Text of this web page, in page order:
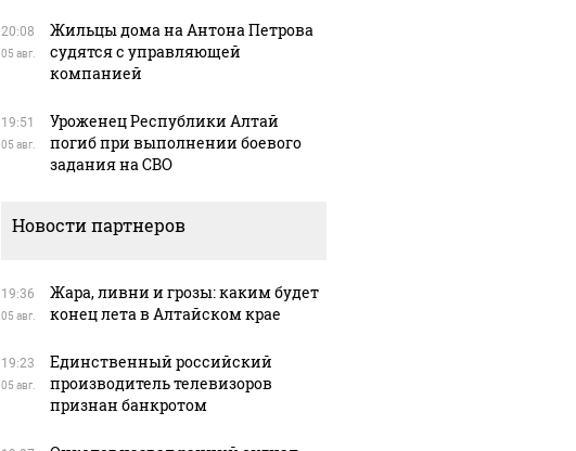
20:08
05 авг.
Жильцы дома на Антона Петрова
судятся с управляющей
компанией
19:51
05 авг.
Уроженец Республики Алтай
погиб при выполнении боевого
задания на СВО
Новости партнеров
19:36
05 авг.
Жара, ливни и грозы: каким будет
конец лета в Алтайском крае
19:23
05 авг.
Единственный российский
производитель телевизоров
признан банкротом